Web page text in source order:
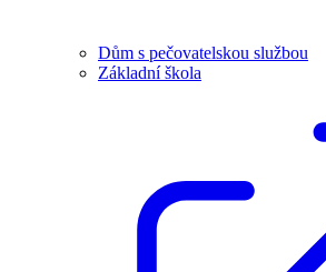
Dům s pečovatelskou službou
Základní škola